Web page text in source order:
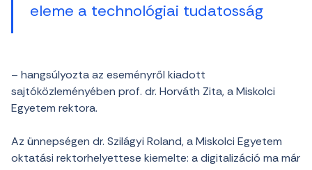
eleme a technológiai tudatosság
– hangsúlyozta az eseményről kiadott
sajtóközleményében prof. dr. Horváth Zita, a Miskolci
Egyetem rektora.
Az ünnepségen dr. Szilágyi Roland, a Miskolci Egyetem
oktatási rektorhelyettese kiemelte: a digitalizáció ma már